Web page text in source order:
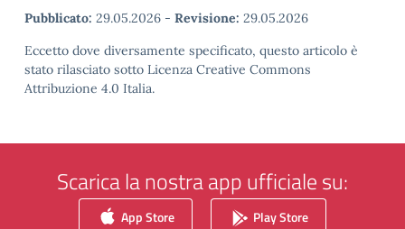
Pubblicato: 29.05.2026 - Revisione: 29.05.2026
Eccetto dove diversamente specificato, questo articolo è
stato rilasciato sotto Licenza Creative Commons
Attribuzione 4.0 Italia.
Scarica la nostra app ufficiale su:
App Store Play Store